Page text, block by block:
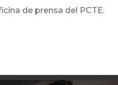
de prensa del PCTE.